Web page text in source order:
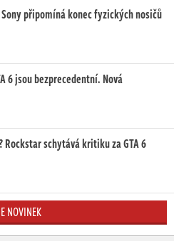
připomíná konec fyzických nosičů
6 jsou bezprecedentní. Nová
schytává kritiku za GTA 6
NOVINEK